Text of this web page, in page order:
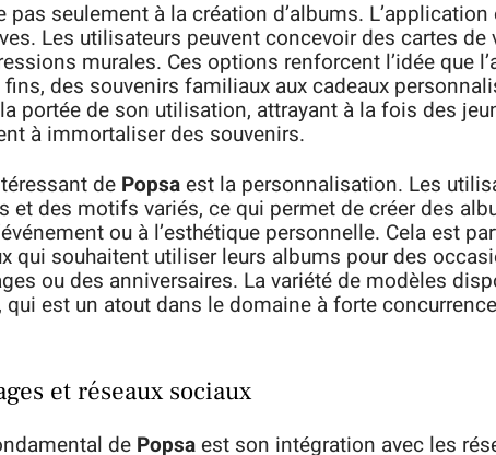
pas seulement à la création d’albums.
Les utilisateurs peuvent concevoir des cartes
murales. Ces options renforcent l’idée que
des souvenirs familiaux aux cadeaux
portée de son utilisation, attrayant à la fois des
à immortaliser des souvenirs.
de Popsaest la personnalisation. Les
et des motifs variés, ce qui permet de créer des
ou à l’esthétique personnelle. Cela est
qui souhaitent utiliser leurs albums pour des
ou des anniversaires. La variété de modèles
est un atout dans le domaine à forte
et réseaux sociaux
de Popsaest son intégration avec les